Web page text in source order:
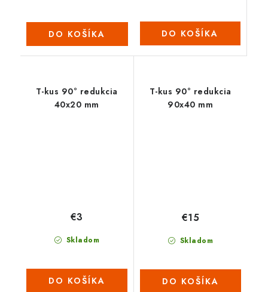
DO KOŠÍKA DO KOŠÍKA
T-kus 90° redukcia
40x20 mm
Skladom
€3
DO KOŠÍKA
T-kus 90° redukcia
90x40 mm
Skladom
€15
DO KOŠÍKA